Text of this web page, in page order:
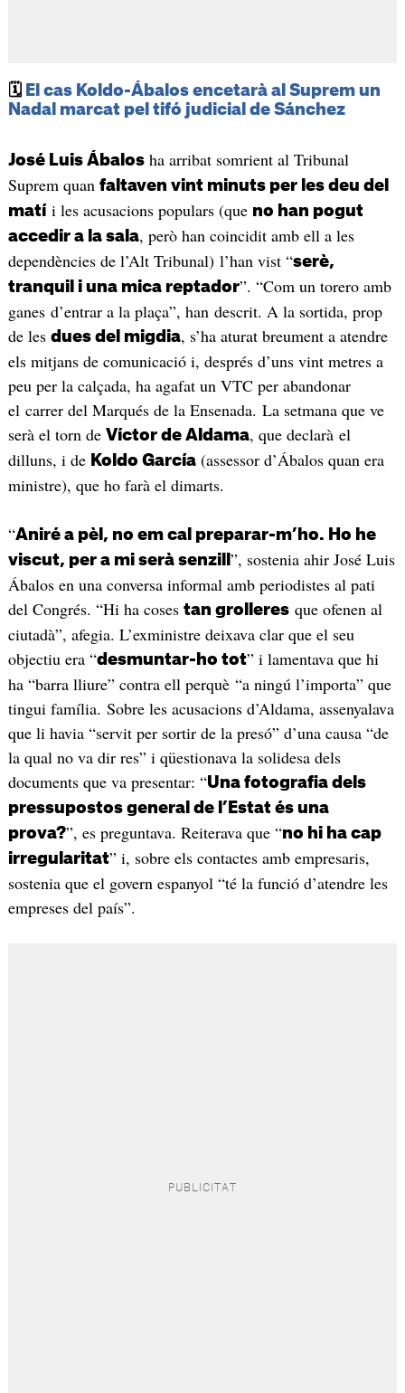
🗓️ El cas Koldo-Ábalos encetarà al Suprem un
Nadal marcat pel tifó judicial de Sánchez
José Luis Ábalosha arribat somrient al Tribunal
Suprem quan faltaven vint minuts per les deu del
matíi les acusacions populars (que no han pogut
accedir a la sala, però han coincidit amb ell a les
dependències de l’Alt Tribunal) l’han vist “serè,
tranquil i una mica reptador”. “Com un torero amb
ganes d’entrar a la plaça”, han descrit. A la sortida, prop
de les dues del migdia, s’ha aturat breument a atendre
els mitjans de comunicació i, després d’uns vint metres a
peu per la calçada, ha agafat un VTC per abandonar
el carrer del Marqués de la Ensenada. La setmana que ve
serà el torn de Víctor de Aldama, que declarà el
dilluns, i de Koldo García(assessor d’Ábalos quan era
ministre), que ho farà el dimarts.
“Aniré a pèl, no em cal preparar-m’ho. Ho he
viscut, per a mi serà senzill ”, sostenia ahir José Luis
Ábalos en una conversa informal amb periodistes al pati
del Congrés. “Hi ha coses tan grolleresque ofenen al
ciutadà”, afegia. L’exministre deixava clar que el seu
objectiu era “desmuntar-ho tot” i lamentava que hi
ha “barra lliure” contra ell perquè “a ningú l’importa” que
tingui família. Sobre les acusacions d’Aldama, assenyalava
que li havia “servit per sortir de la presó” d’una causa “de
la qual no va dir res” i qüestionava la solidesa dels
documents que va presentar: “Una fotografia dels
pressupostos general de l’Estat és una
prova?”, es preguntava. Reiterava que “no hi ha cap
irregularitat” i, sobre els contactes amb empresaris,
sostenia que el govern espanyol “té la funció d’atendre les
empreses del país”.